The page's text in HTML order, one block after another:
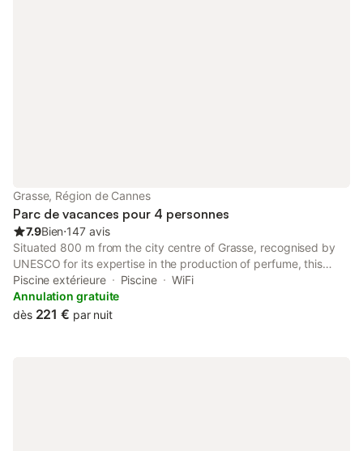
Grasse, Région de Cannes
Parc de vacances pour 4 personnes
7.9Bien⋅147 avis
Situated 800 m from the city centre of Grasse, recognised by
UNESCO for its expertise in the production of perfume, this
property Les Cèdres features an outdoor swimming pool and a
bar. It offers free on-site parking and free WiFi in the rooms.
Piscine extérieure Piscine
WiFi
Annulation gratuite
dès 221 € par nuit